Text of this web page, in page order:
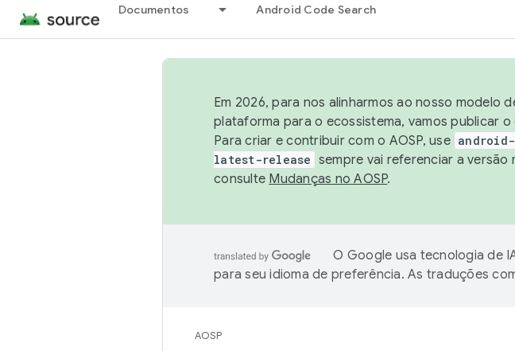
Documentos Android Code Search
Em 2026, para nos alinharmos ao nosso modelo
plataforma para o ecossistema, vamos publicar
Para criar e contribuir com o AOSP, use
latest-release sempre vai referenciar a versão
consulte Mudanças no AOSP.
O Google usa tecnologia de
para seu idioma de preferência. As traduções
AOSP